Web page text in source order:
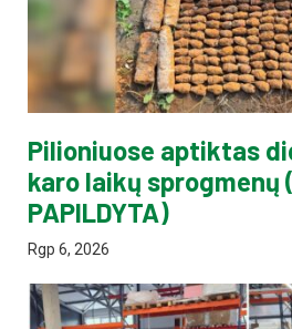
Pilioniuose aptiktas
karo laikų sprogmenų
PAPILDYTA)
Rgp 6, 2026